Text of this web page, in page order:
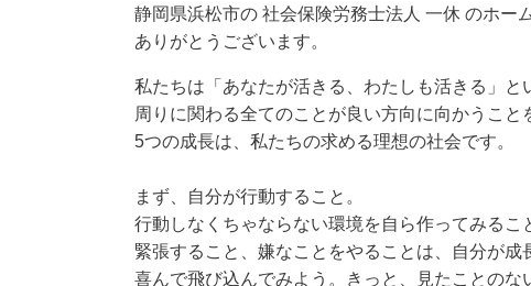
静岡県浜松市の 社会保険労務士法人 一休 のホー
ありがとうございます。
私たちは「あなたが活きる、わたしも活きる」と
周りに関わる全てのことが良い方向に向かうこと
5つの成長は、私たちの求める理想の社会です。
まず、自分が行動すること。
行動しなくちゃならない環境を自ら作ってみるこ
緊張すること、嫌なことをやることは、自分が成
喜んで飛び込んでみよう。きっと、見たことのな